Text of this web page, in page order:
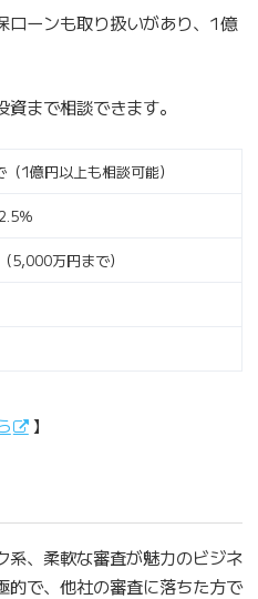
ローンも取り扱いがあり、1億
まで相談できます。
1億円以上も相談可能）
％
5,000万円まで）
】
系、柔軟な審査が魅力のビジネ
的で、他社の審査に落ちた方で